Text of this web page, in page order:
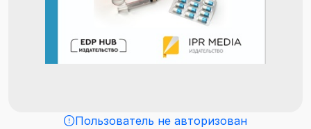
Пользователь не авторизован